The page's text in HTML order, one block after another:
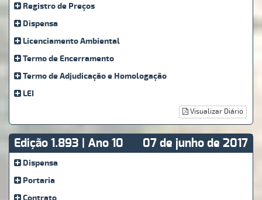
Registro de Preços
Dispensa
Licenciamento Ambiental
Termo de Encerramento
Termo de Adjudicação e Homologação
LEI
Visualizar Diário
Edição 1.893 | Ano 10 07 de junho de 2017
Dispensa
Portaria
Contrato